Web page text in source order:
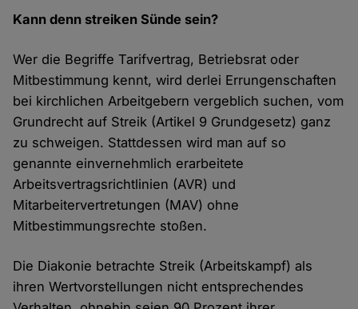
Kann denn streiken Sünde sein?
Wer die Begriffe Tarifvertrag, Betriebsrat oder
Mitbestimmung kennt, wird derlei Errungenschaften
bei kirchlichen Arbeitgebern vergeblich suchen, vom
Grundrecht auf Streik (Artikel 9 Grundgesetz) ganz
zu schweigen. Stattdessen wird man auf so
genannte einvernehmlich erarbeitete
Arbeitsvertragsrichtlinien (AVR) und
Mitarbeitervertretungen (MAV) ohne
Mitbestimmungsrechte stoßen.
Die Diakonie betrachte Streik (Arbeitskampf) als
ihren Wertvorstellungen nicht entsprechendes